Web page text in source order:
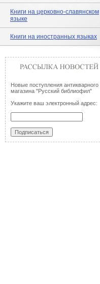
Книги на церковно-славянском
языке
Книги на иностранных языках
Новые поступления антикварного
магазина "Русский библиофил"
Укажите ваш электронный адрес: